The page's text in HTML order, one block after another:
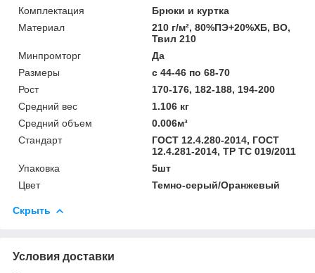
Комплектация
Брюки и куртка
Материал
210 г/м², 80%ПЭ+20%ХБ, ВО,
Твил 210
Минпромторг
Да
Размеры
с 44-46 по 68-70
Рост
170-176, 182-188, 194-200
Средний вес
1.106 кг
Средний объем
0.006м³
Стандарт
ГОСТ 12.4.280-2014, ГОСТ
12.4.281-2014, ТР ТС 019/2011
Упаковка
5шт
Цвет
Темно-серый/Оранжевый
Скрыть
Условия доставки